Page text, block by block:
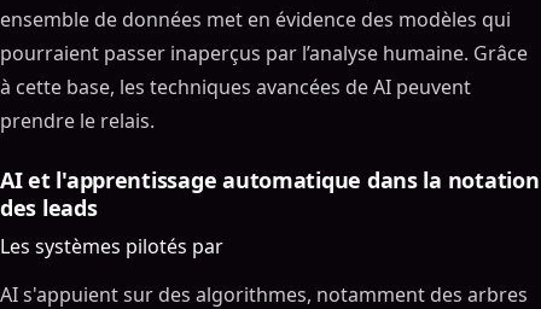
ensemble de données met en évidence des modèles qui
pourraient passer inaperçus par l’analyse humaine. Grâce
à cette base, les techniques avancées de AI peuvent
prendre le relais.
AI et l'apprentissage automatique dans la notation
des leads
Les systèmes pilotés par
AI s'appuient sur des algorithmes, notamment des arbres